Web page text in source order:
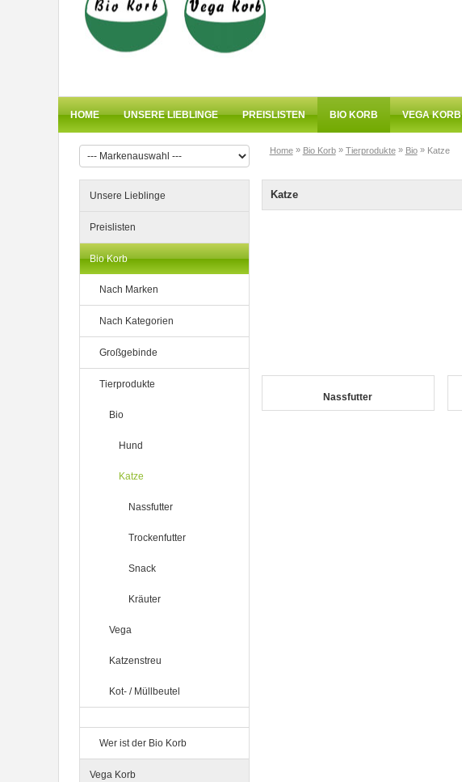
HOME UNSERE LIEBLINGE PREISLISTEN BIO KORB VEGA KORB
Home» Bio Korb» Tierprodukte» Bio» Katze
Unsere Lieblinge
Preislisten
Bio Korb
Nach Marken
Nach Kategorien
Großgebinde
Tierprodukte
Bio
Hund
Katze
Nassfutter
Trockenfutter
Snack
Kräuter
Vega
Katzenstreu
Kot- / Müllbeutel
Wer ist der Bio Korb
Vega Korb
60g Belt's Bio
400 g BioPur Bio Hundefutter
Katze
Nassfutter